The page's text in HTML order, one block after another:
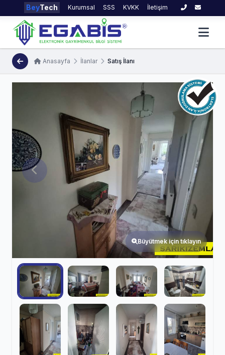
BeyTech Kurumsal SSS KVKK İletişim
Anasayfa İlanlar Satış İlanı
Büyütmek için tıklayın